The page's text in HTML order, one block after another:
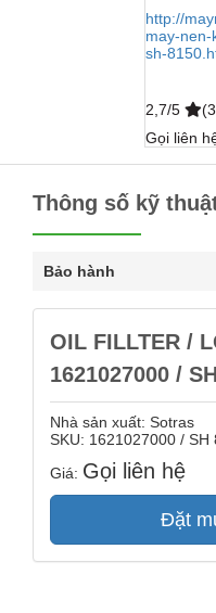
http://
may-nen-
sh-
2,7/5
Gọi liên
Thông số kỹ
Bảo hành
OIL FILLTER /
1621027000 /
Nhà sản xuất: Sotras
SKU: 1621027000 / SH
Giá: Gọi liên hệ
Đặt